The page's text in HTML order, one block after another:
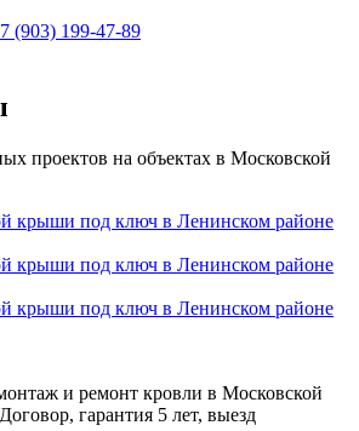
(903) 199-47-89
проектов на объектах в Московской
и ремонт кровли в Московской
гарантия 5 лет, выезд